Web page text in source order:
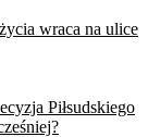
wraca na ulice
Piłsudskiego